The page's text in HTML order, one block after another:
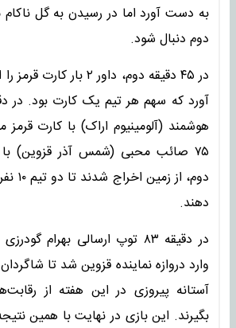
به دست آورد اما در رسیدن به گل ناکام
دوم دنبال شود.
در ۴۵ دقیقه دوم، داور ۲
هوشمند (آلومینیوم اراک) با کارت قرمز
۷۵ صائب محبی (شمس آذر قزوین)
دوم،
دهند.
در دقیقه ۸۳ توپ ارسالی بهرام
وارد دروازه نماینده قزوین شد تا
آستانه پیروزی در این هفته از
بگیرند. این بازی در نهایت با همین